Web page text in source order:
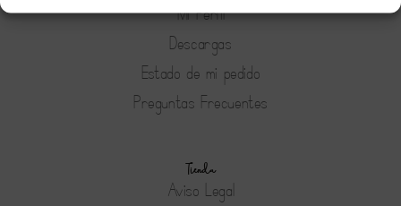
Mi Perfil
Descargas
Estado de mi pedido
Preguntas Frecuentes
Tienda
Aviso Legal